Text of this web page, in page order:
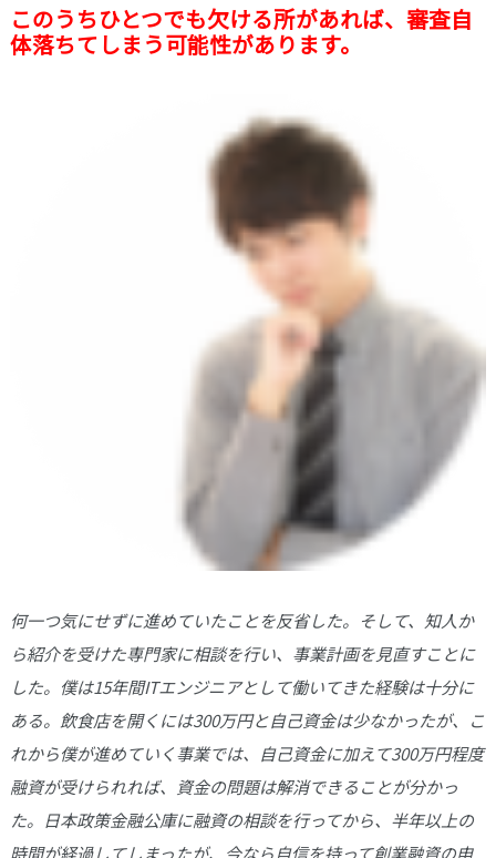
このうちひとつでも欠ける所があれば、審査自
体落ちてしまう可能性があります。
何一つ気にせずに進めていたことを反省した。そして、知人か
ら紹介を受けた専門家に相談を行い、事業計画を見直すことに
した。僕は15年間ITエンジニアとして働いてきた経験は十分に
ある。飲食店を開くには300万円と自己資金は少なかったが、こ
れから僕が進めていく事業では、自己資金に加えて300万円程度
融資が受けられれば、資金の問題は解消できることが分かっ
た。日本政策金融公庫に融資の相談を行ってから、半年以上の
時間が経過してしまったが、今なら自信を持って創業融資の申